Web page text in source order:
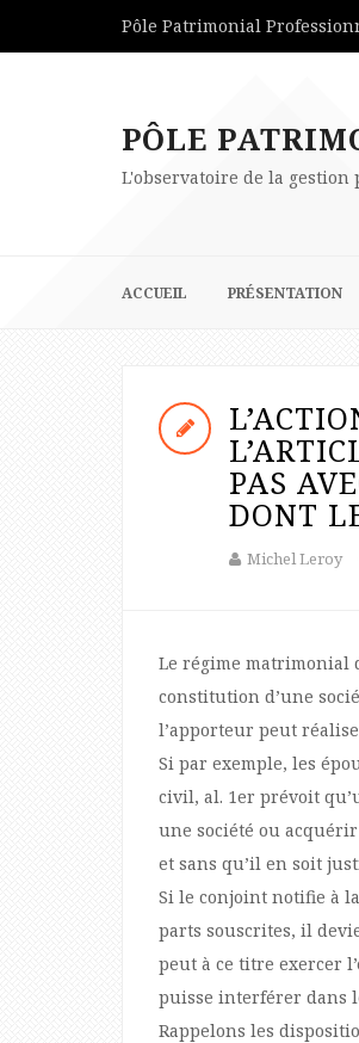
Pôle Patrimonial
PÔLE
L'observatoire de la
ACCUEIL PRÉSENTATION
PAS
DONT
Michel Leroy
Le régime matrimonial
constitution d’une
l’apporteur peut
Si par exemple, les
civil, al. 1er prévoit
une société ou
et sans qu’il en soit
Si le conjoint notifie à
parts souscrites, il
peut à ce titre exercer
puisse interférer dans
Rappelons les